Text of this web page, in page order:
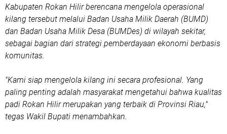
Kabupaten Rokan Hilir berencana mengelola operasional
kilang tersebut melalui Badan Usaha Milik Daerah (BUMD)
dan Badan Usaha Milik Desa (BUMDes) di wilayah sekitar,
sebagai bagian dari strategi pemberdayaan ekonomi berbasis
komunitas.
"Kami siap mengelola kilang ini secara profesional. Yang
paling penting adalah masyarakat mengetahui bahwa kualitas
padi Rokan Hilir merupakan yang terbaik di Provinsi Riau,"
tegas Wakil Bupati menambahkan.